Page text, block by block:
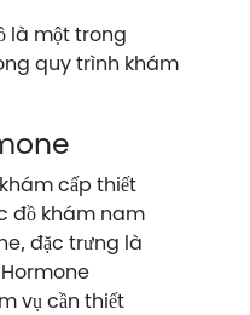
là một trong
quy trình khám
cấp thiết
đồ khám nam
đặc trưng là
vụ cần thiết